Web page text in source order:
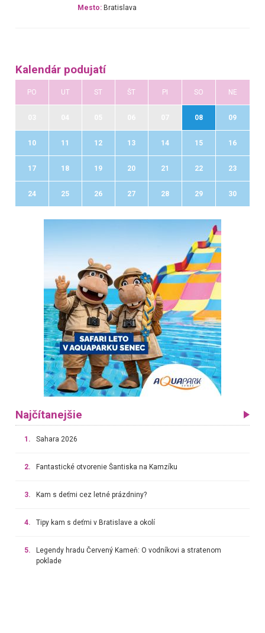
Mesto: Bratislava
Kalendár podujatí
PO UT ST ŠT PI SO NE
08 09
10 11 12 13 14 15 16
17 18 19 20 21 22 23
24 25 26 27 28 29 30
Najčítanejšie
1. Sahara 2026
2. Fantastické otvorenie Šantiska na Kamzíku
3. Kam s deťmi cez letné prázdniny?
4. Tipy kam s deťmi v Bratislave a okolí
5.
Legendy hradu Červený Kameň: O vodníkovi a stratenom
poklade